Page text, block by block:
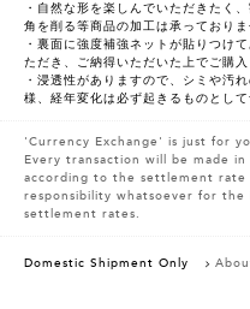
・自然な形を楽しんでいただきたく
角を削る等商品の加工は承っており
・裏面に強度補強ネットが貼りつけ
ただき、ご納得いただいた上でご購入
・浸透性がありますので、シミや汚
様、経年変化は必ず起きるものとし
'Currency Exchange' is just for
Every transaction will be made
according to the settlement rate
responsibility whatsoever for
settlement rates.
Domestic Shipment Only